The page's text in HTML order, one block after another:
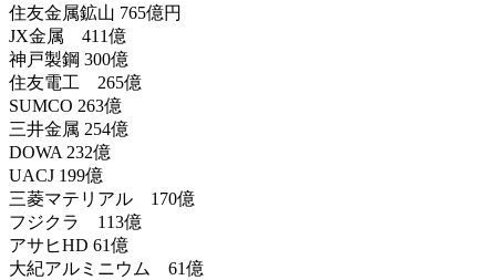
住友金属鉱山 765億円
JX金属 411億
神戸製鋼 300億
住友電工 265億
SUMCO 263億
三井金属 254億
DOWA 232億
UACJ 199億
三菱マテリアル 170億
フジクラ 113億
アサヒHD 61億
大紀アルミニウム 61億